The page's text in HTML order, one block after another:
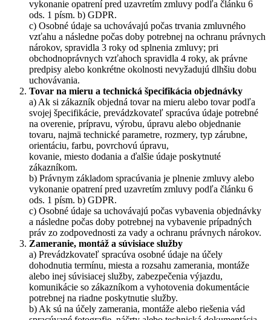
vykonanie opatrení pred uzavretím zmluvy podľa článku 6
ods. 1 písm. b) GDPR.
c) Osobné údaje sa uchovávajú počas trvania zmluvného
vzťahu a následne počas doby potrebnej na ochranu právnych
nárokov, spravidla 3 roky od splnenia zmluvy; pri
obchodnoprávnych vzťahoch spravidla 4 roky, ak právne
predpisy alebo konkrétne okolnosti nevyžadujú dlhšiu dobu
uchovávania.
Tovar na mieru a technická špecifikácia objednávky
a) Ak si zákazník objedná tovar na mieru alebo tovar podľa
svojej špecifikácie, prevádzkovateľ spracúva údaje potrebné
na overenie, prípravu, výrobu, úpravu alebo objednanie
tovaru, najmä technické parametre, rozmery, typ zárubne,
orientáciu, farbu, povrchovú úpravu,
kovanie, miesto dodania a ďalšie údaje poskytnuté
zákazníkom.
b) Právnym základom spracúvania je plnenie zmluvy alebo
vykonanie opatrení pred uzavretím zmluvy podľa článku 6
ods. 1 písm. b) GDPR.
c) Osobné údaje sa uchovávajú počas vybavenia objednávky
a následne počas doby potrebnej na vybavenie prípadných
práv zo zodpovednosti za vady a ochranu právnych nárokov.
Zameranie, montáž a súvisiace služby
a) Prevádzkovateľ spracúva osobné údaje na účely
dohodnutia termínu, miesta a rozsahu zamerania, montáže
alebo inej súvisiacej služby, zabezpečenia výjazdu,
komunikácie so zákazníkom a vyhotovenia dokumentácie
potrebnej na riadne poskytnutie služby.
b) Ak sú na účely zamerania, montáže alebo riešenia vád